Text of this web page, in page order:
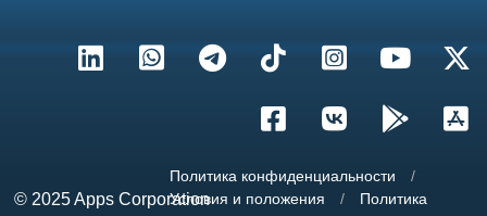
© 2025Apps Corporation
Политика конфиденциальности
/
Условия и положения
/
Политика